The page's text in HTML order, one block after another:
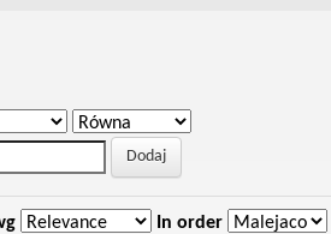
In order